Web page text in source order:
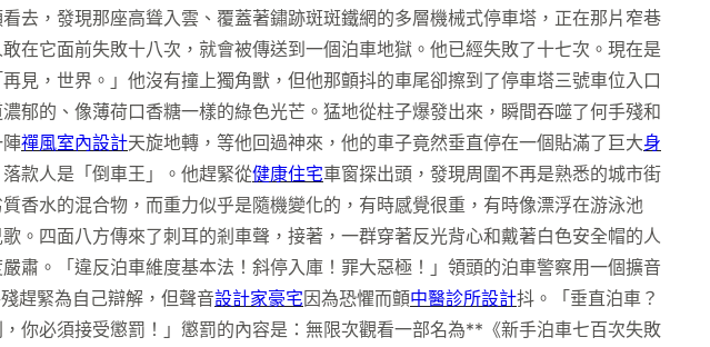
去，發現那座高聳入雲、覆蓋著鏽跡斑斑鐵網的多層機械式停車塔，正在那片窄巷
在它面前失敗十八次，就會被傳送到一個泊車地獄。他已經失敗了十七次。現在是
見，世界。」他沒有撞上獨角獸，但他那顫抖的車尾卻擦到了停車塔三號車位入口
郁的、像薄荷口香糖一樣的綠色光芒。猛地從柱子爆發出來，瞬間吞噬了何手殘和
禪風室內設計天旋地轉，等他回過神來，他的車子竟然垂直停在一個貼滿了巨大身
款人是「倒車王」。他趕緊從健康住宅車窗探出頭，發現周圍不再是熟悉的城市街
香水的混合物，而重力似乎是隨機變化的，有時感覺很重，有時像漂浮在游泳池
。四面八方傳來了刺耳的剎車聲，接著，一群穿著反光背心和戴著白色安全帽的人
肅。「違反泊車維度基本法！斜停入庫！罪大惡極！」領頭的泊車警察用一個擴音
趕緊為自己辯解，但聲音設計家豪宅因為恐懼而顫中醫診所設計抖。「垂直泊車？
必須接受懲罰！」懲罰的內容是：無限次觀看一部名為**《新手泊車七百次失敗